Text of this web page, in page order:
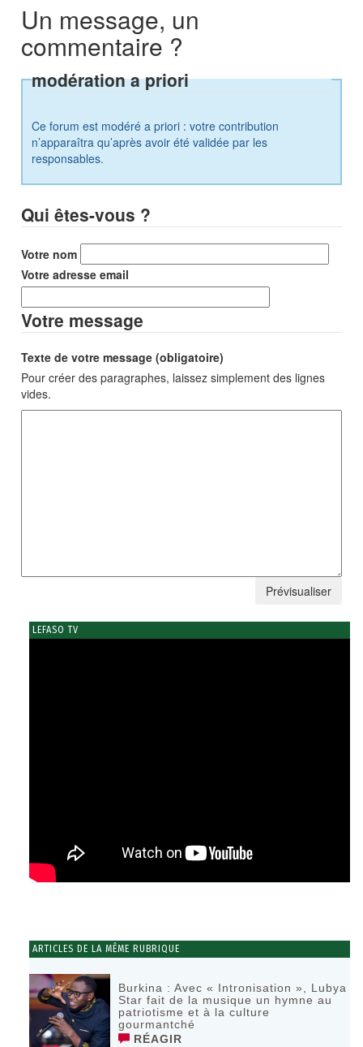
Un message, un
commentaire ?
modération a priori
Ce forum est modéré a priori : votre contribution
n’apparaîtra qu’après avoir été validée par les
responsables.
Qui êtes-vous ?
Votre nom
Votre adresse email
Votre message
Texte de votre message (obligatoire)
Pour créer des paragraphes, laissez simplement des lignes
vides.
LEFASO TV
ARTICLES DE LA MÊME RUBRIQUE
Burkina : Avec « Intronisation », Lubya
Star fait de la musique un hymne au
patriotisme et à la culture
gourmantché
RÉAGIR